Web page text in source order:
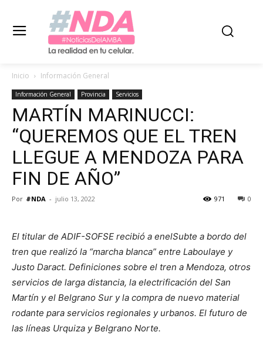
Inicio Información General
Información General Provincia Servicios
MARTÍN MARINUCCI:
“QUEREMOS QUE EL TREN
LLEGUE A MENDOZA PARA
FIN DE AÑO”
Por #NDA - julio 13, 2022 0
971
El titular de ADIF-SOFSE recibió a enelSubte a bordo del
tren que realizó la “marcha blanca” entre Laboulaye y
Justo Daract. Definiciones sobre el tren a Mendoza, otros
servicios de larga distancia, la electrificación del San
Martín y el Belgrano Sur y la compra de nuevo material
rodante para servicios regionales y urbanos. El futuro de
las líneas Urquiza y Belgrano Norte.